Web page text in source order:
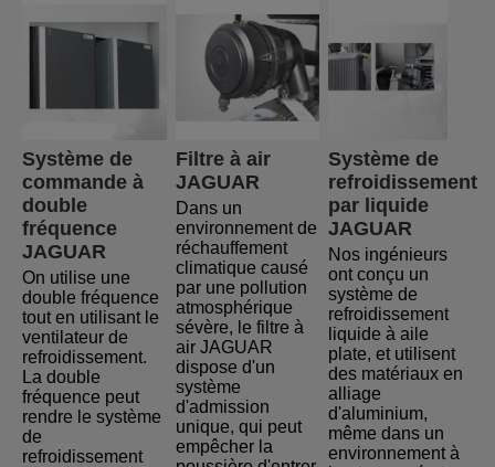
Système de
commande à
double
fréquence
JAGUAR
On utilise une
double fréquence
tout en utilisant le
ventilateur de
refroidissement.
La double
fréquence peut
rendre le système
de
refroidissement
Filtre à air
JAGUAR
Dans un
environnement de
réchauffement
climatique causé
par une pollution
atmosphérique
sévère, le filtre à
air JAGUAR
dispose d'un
système
d'admission
unique, qui peut
empêcher la
Système de
refroidissement
par liquide
JAGUAR
Nos ingénieurs
ont conçu un
système de
refroidissement
liquide à aile
plate, et utilisent
des matériaux en
alliage
d'aluminium,
même dans un
environnement à